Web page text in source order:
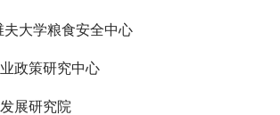
大学粮食安全中心
政策研究中心
展研究院